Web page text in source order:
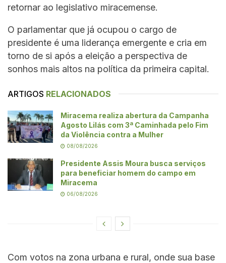
retornar ao legislativo miracemense.
O parlamentar que já ocupou o cargo de
presidente é uma liderança emergente e cria em
torno de si após a eleição a perspectiva de
sonhos mais altos na política da primeira capital.
ARTIGOS RELACIONADOS
Miracema realiza abertura da Campanha
Agosto Lilás com 3ª Caminhada pelo Fim
da Violência contra a Mulher
08/08/2026
Presidente Assis Moura busca serviços
para beneficiar homem do campo em
Miracema
06/08/2026
Com votos na zona urbana e rural, onde sua base